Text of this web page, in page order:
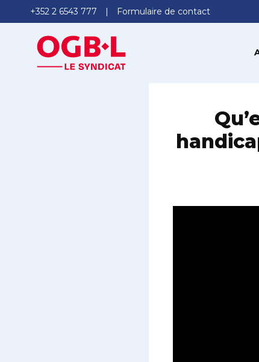
+352 2 6543 777 Formulaire de contact